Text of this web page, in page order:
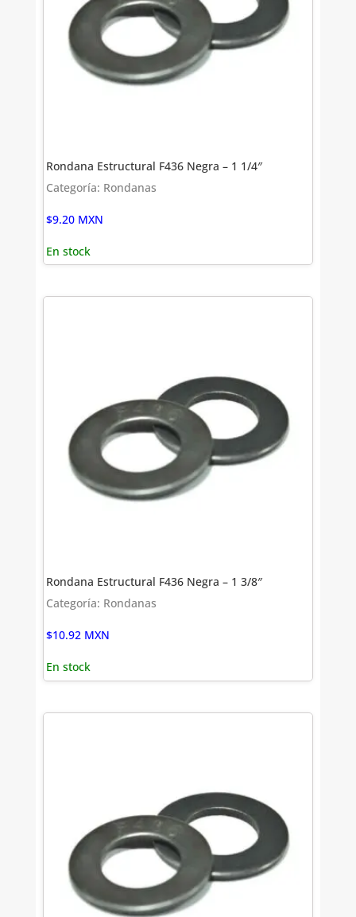
Rondana Estructural F436 Negra – 1 1/4″
Categoría: Rondanas
$9.20 MXN
En stock
Rondana Estructural F436 Negra – 1 3/8″
Categoría: Rondanas
$10.92 MXN
En stock